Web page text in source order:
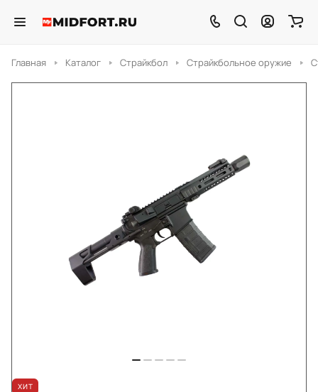
Главная Каталог Страйкбол Страйкбольное оружие
ХИТ